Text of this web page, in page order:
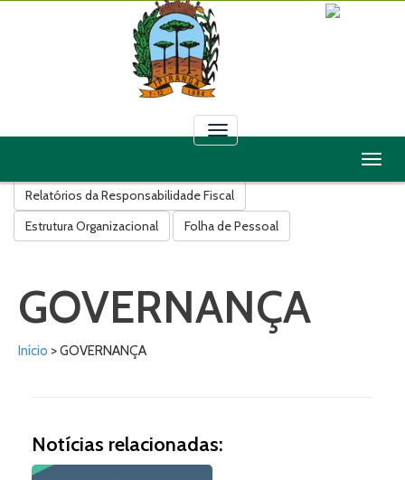
Toggle
Decretos
Relatórios da Responsabilidade Fiscal
Estrutura Organizacional
Folha de Pessoal
GOVERNANÇA
Início > GOVERNANÇA
Notícias relacionadas: